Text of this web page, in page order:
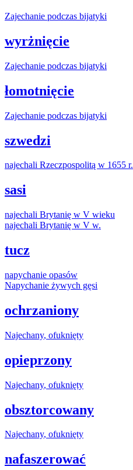
Zajechanie podczas bijatyki
wyrżnięcie
Zajechanie podczas bijatyki
łomotnięcie
Zajechanie podczas bijatyki
szwedzi
najechali Rzeczpospolitą w 1655 r.
sasi
najechali Brytanię w V wieku
najechali Brytanię w V w.
tucz
napychanie opasów
Napychanie żywych gęsi
ochrzaniony
Najechany, ofuknięty
opieprzony
Najechany, ofuknięty
obsztorcowany
Najechany, ofuknięty
nafaszerować